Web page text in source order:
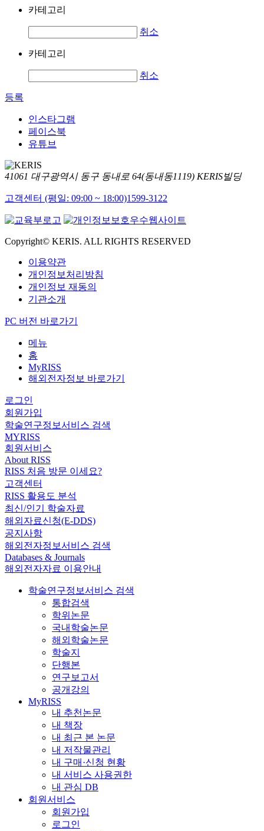
카테고리
취소
카테고리
취소
등록
인스타그램
페이스북
유튜브
41061 대구광역시 동구 동내로 64(동내동1119) KERIS빌딩
고객센터 (평일: 09:00 ~ 18:00)1599-3122
Copyright© KERIS. ALL RIGHTS RESERVED
이용약관
개인정보처리방침
개인정보 재동의
기관소개
PC 버전 바로가기
메뉴
홈
MyRISS
해외전자정보 바로가기
로그인
회원가입
학술연구정보서비스 검색
MYRISS
회원서비스
About RISS
RISS 처음 방문 이세요?
고객센터
RISS 활용도 분석
최신/인기 학술자료
해외자료신청(E-DDS)
공지사항
해외전자정보서비스 검색
Databases & Journals
해외전자자료 이용안내
학술연구정보서비스 검색
통합검색
학위논문
국내학술논문
해외학술논문
학술지
단행본
연구보고서
공개강의
MyRISS
내 추천논문
내 책장
내 최근 본 논문
내 저작물관리
내 구매·신청 현황
내 서비스 사용권한
내 관심 DB
회원서비스
회원가입
로그인